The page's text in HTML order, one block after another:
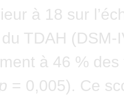
à 18 sur
TDAH (DSM-
à 46 % des
= 0,005). Ce